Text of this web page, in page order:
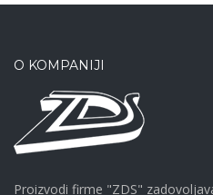
O KOMPANIJI
Proizvodi firme "ZDS"